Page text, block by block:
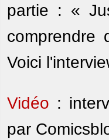
partie : «
comprendre
Voici
Vidéo :
par